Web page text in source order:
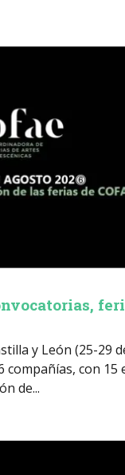
y León (25-29
con 15
de...